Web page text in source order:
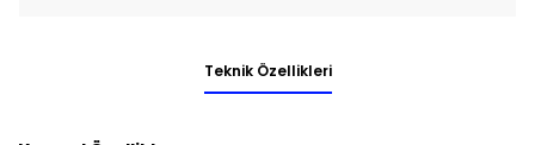
Teknik Özellikleri